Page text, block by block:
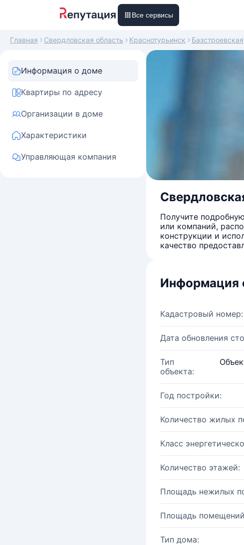
Все сервисы
Главная Свердловская область Краснотурьинск Базстроевская
Информация о доме
Квартиры по адресу
Организации в доме
Характеристики
Управляющая компания
Получите
или компаний,
конструкции и
качество
Информация
Кадастровый номер:
Дата обновления
Тип
объекта:
Год постройки:
Количество жилых
Класс
Количество этажей:
Площадь нежилых
Площадь
Тип дома: